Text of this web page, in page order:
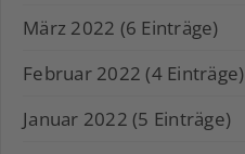
März 2022 (6 Einträge)
Februar 2022 (4 Einträge)
Januar 2022 (5 Einträge)